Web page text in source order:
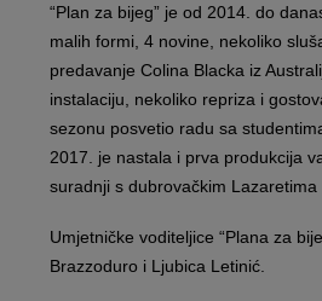
“Plan za bijeg” je od 2014. do
malih formi, 4 novine, nekoliko
predavanje Colina Blacka iz
instalaciju, nekoliko repriza i
sezonu posvetio radu sa
2017. je nastala i prva produkcija
suradnji s dubrovačkim Lazaretima
Umjetničke voditeljice “Plana za
Brazzoduro i Ljubica Letinić.